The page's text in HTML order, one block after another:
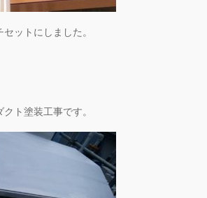
ットにしました。
ト塗装工事です。